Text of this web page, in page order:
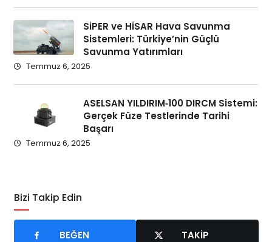
SİPER ve HİSAR Hava Savunma
Sistemleri: Türkiye’nin Güçlü
Savunma Yatırımları
Temmuz 6, 2025
ASELSAN YILDIRIM‑100 DIRCM Sistemi:
Gerçek Füze Testlerinde Tarihi
Başarı
Temmuz 6, 2025
Bizi Takip Edin
BEĞEN TAKIP